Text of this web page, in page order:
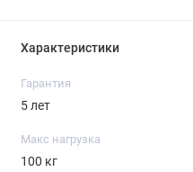
Характеристики
Гарантия
5 лет
Макс нагрузка
100 кг